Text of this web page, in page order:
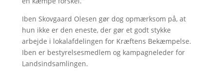
Iben Skovgaard Olesen gør dog opmærksom på, at
hun ikke er den eneste, der gør et godt stykke
arbejde i lokalafdelingen for Kræftens Bekæmpelse.
Iben er bestyrelsesmedlem og kampagneleder for
Landsindsamlingen.